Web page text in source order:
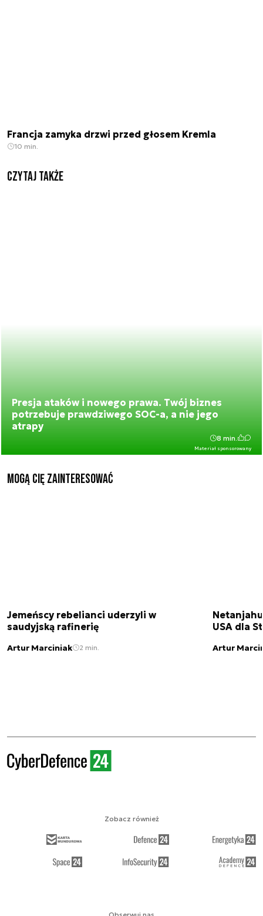
Francja zamyka drzwi przed głosem Kremla
10 min.
Czytaj także
Presja ataków i nowego prawa. Twój biznes
potrzebuje prawdziwego SOC-a, a nie jego
atrapy
Materiał sponsorowany
8 min.
Mogą Cię zainteresować
Jemeńscy rebelianci uderzyli w
saudyjską rafinerię
Artur Marciniak 2 min.
USA dla
Artur
Zobacz również